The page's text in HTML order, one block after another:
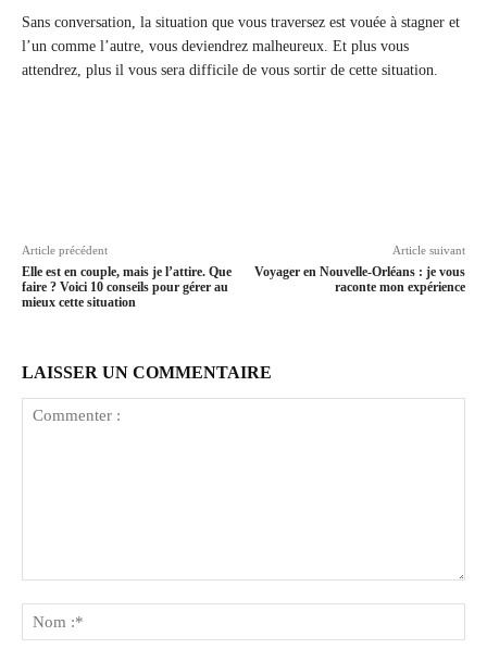
Sans conversation, la situation que vous traversez est vouée à stagner et
l’un comme l’autre, vous deviendrez malheureux. Et plus vous
attendrez, plus il vous sera difficile de vous sortir de cette situation.
Article précédent
Elle est en couple, mais je l’attire. Que
faire ? Voici 10 conseils pour gérer au
mieux cette situation
Article suivant
Voyager en Nouvelle-Orléans : je vous
raconte mon expérience
LAISSER UN COMMENTAIRE
: